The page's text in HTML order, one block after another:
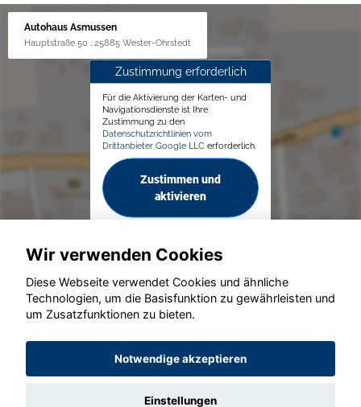
Autohaus Asmussen
Hauptstraße 50 , 25885 Wester-Ohrstedt
Zustimmung erforderlich
Für die Aktivierung der Karten- und
Navigationsdienste ist Ihre
Zustimmung zu den
Datenschutzrichtlinien vom
Drittanbieter Google LLC erforderlich.
Zustimmen und
aktivieren
© konjunkturmotor.de GmbH 2020 - 2026
Wir verwenden Cookies
Diese Webseite verwendet Cookies und ähnliche
Technologien, um die Basisfunktion zu gewährleisten und
um Zusatzfunktionen zu bieten.
Notwendige akzeptieren
Einstellungen